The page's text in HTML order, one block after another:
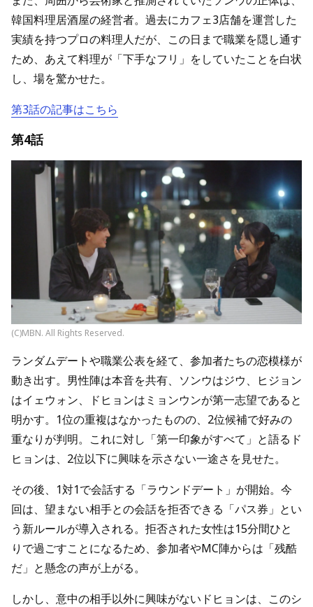
韓国料理居酒屋の経営者。過去にカフェ3店舗を運営した
実績を持つプロの料理人だが、この日まで職業を隠し通す
ため、あえて料理が「下手なフリ」をしていたことを白状
し、場を驚かせた。
第3話の記事はこちら
第4話
(C)MBN. All Rights Reserved.
ランダムデートや職業公表を経て、参加者たちの恋模様が
動き出す。男性陣は本音を共有、ソンウはジウ、ヒジョン
はイェウォン、ドヒョンはミョンウンが第一志望であると
明かす。1位の重複はなかったものの、2位候補で好みの
重なりが判明。これに対し「第一印象がすべて」と語るド
ヒョンは、2位以下に興味を示さない一途さを見せた。
その後、1対1で会話する「ラウンドデート」が開始。今
回は、望まない相手との会話を拒否できる「パス券」とい
う新ルールが導入される。拒否された女性は15分間ひと
りで過ごすことになるため、参加者やMC陣からは「残酷
だ」と懸念の声が上がる。
しかし、意中の相手以外に興味がないドヒョンは、このシ